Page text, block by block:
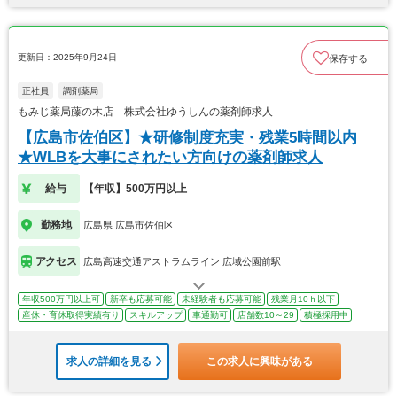
更新日：2025年9月24日 保存する
正社員 調剤薬局
もみじ薬局藤の木店 株式会社ゆうしんの薬剤師求人
【広島市佐伯区】★研修制度充実・残業5時間以内
★WLBを大事にされたい方向けの薬剤師求人
給与 【年収】500万円以上
勤務地 広島県 広島市佐伯区
アクセス 広島高速交通アストラムライン 広域公園前駅
年収500万円以上可 新卒も応募可能 未経験者も応募可能
残業月10ｈ以下
産休・育休取得実績有り
スキルアップ 車通勤可 店舗数10～29 積極採用中
求人の詳細を見る この求人に興味がある